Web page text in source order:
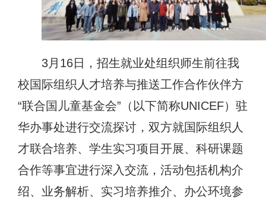
3月16日，招生就业处组织师生前往我
校国际组织人才培养与推送工作合作伙伴方
“联合国儿童基金会” （以下简称UNICEF）驻
华办事处进行交流探讨，双方就国际组织人
才联合培养、学生实习项目开展、科研课题
合作等事宜进行深入交流，活动包括机构介
绍、业务解析、实习培养推介、办公环境参